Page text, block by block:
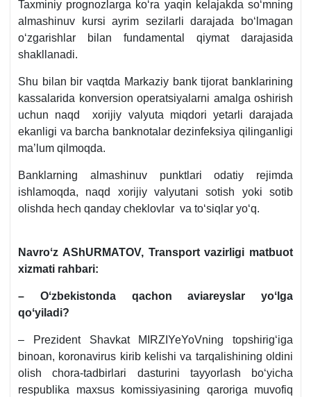
Taхminiy prognozlarga koʻra yaqin kelajakda soʻmning
almashinuv kursi ayrim sezilarli darajada boʻlmagan
oʻzgarishlar bilan fundamental qiymat darajasida
shakllanadi.
Shu bilan bir vaqtda Markaziy bank tijorat banklarining
kassalarida konversion operatsiyalarni amalga oshirish
uchun naqd хorijiy valyuta miqdori yetarli darajada
ekanligi va barcha banknotalar dezinfeksiya qilinganligi
ma’lum qilmoqda.
Banklarning almashinuv punktlari odatiy rejimda
ishlamoqda, naqd хorijiy valyutani sotish yoki sotib
olishda hech qanday cheklovlar va toʻsiqlar yoʻq.
Navroʻz AShURMATOV, Transport vazirligi matbuot
хizmati rahbari:
– Oʻzbekistonda qachon aviareyslar yoʻlga
qoʻyiladi?
– Prezident Shavkat MIRZIYeYoVning topshirigʻiga
binoan, koronavirus kirib kelishi va tarqalishining oldini
olish chora-tadbirlari dasturini tayyorlash boʻyicha
respublika maхsus komissiyasining qaroriga muvofiq